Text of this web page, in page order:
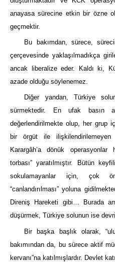
anayasa sürecine etkin bir özne
geçmektir.
Bu bakımdan, sürece,
çerçevesinde yaklaşılmadıkça
ancak liberalize eder. Kaldı ki,
azade olduğu söylenemez.
Diğer yandan, Türkiye
sürmektedir. En ufak basın
değerlendirilmekte olup, her grup
bir örgüt ile
Karargâh’a dönük
torbası” yaratılmıştır. Bütün
sokulamayanlar için, çok
“canlandırılması” yoluna
Direniş Hareketi gibi… Burada
düşürmek, Türkiye solunun ise
Bir başka başlık olarak,
bakımından da, bu sürece aktif
kervanı”na katılmışlardır. Devlet